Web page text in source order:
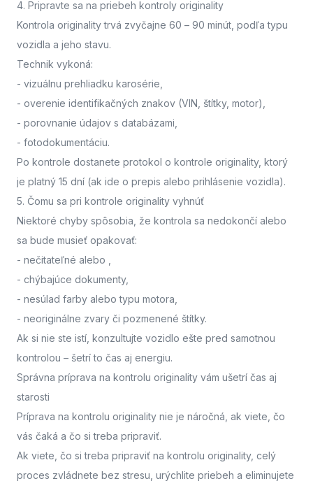
4. Pripravte sa na priebeh kontroly originality
Kontrola originality trvá zvyčajne 60 – 90 minút , podľa typu
vozidla a jeho stavu.
Technik vykoná:
- vizuálnu prehliadku karosérie,
- overenie identifikačných znakov (VIN, štítky, motor),
- porovnanie údajov s databázami,
- fotodokumentáciu.
Po kontrole dostanete protokol o kontrole originality, ktorý
je platný 15 dní (ak ide o prepis alebo prihlásenie vozidla).
5. Čomu sa pri kontrole originality vyhnúť
Niektoré chyby spôsobia, že kontrola sa nedokončí alebo
sa bude musieť opakovať:
- nečitateľné alebo
- chýbajúce dokumenty,
- nesúlad farby alebo typu motora,
- neoriginálne zvary či pozmenené štítky.
Ak si nie ste istí, konzultujte vozidlo ešte pred samotnou
kontrolou – šetrí to čas aj energiu.
Správna príprava na kontrolu originality vám ušetrí čas aj
starosti
Príprava na kontrolu originality nie je náročná, ak viete, čo
vás čaká a čo si treba pripraviť.
Ak viete, čo si treba pripraviť na kontrolu originality, celý
proces zvládnete bez stresu, urýchlite priebeh a eliminujete